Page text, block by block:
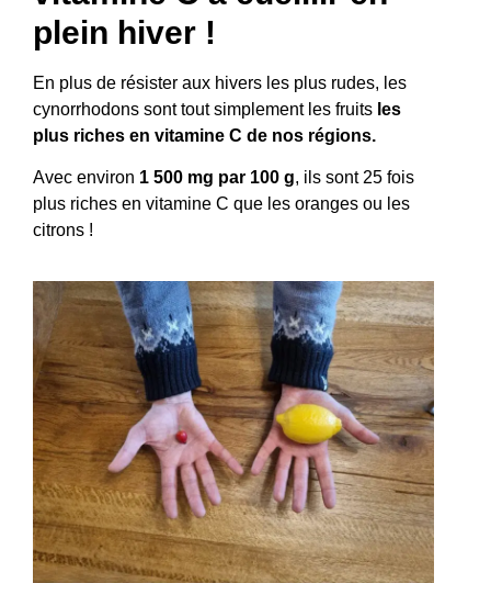
plein hiver !
En plus de résister aux hivers les plus rudes, les
cynorrhodons sont tout simplement les fruits les
plus riches en vitamine C de nos régions.
Avec environ 1 500 mg par 100 g, ils sont 25 fois
plus riches en vitamine C que les oranges ou les
citrons !